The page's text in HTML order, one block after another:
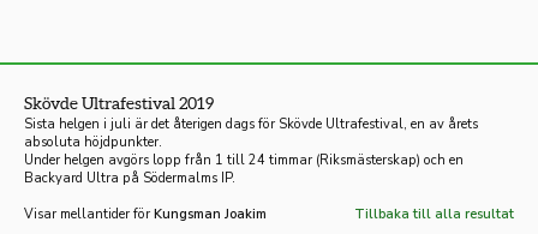
Skövde Ultrafestival 2019
Sista helgen i juli är det återigen dags för Skövde Ultrafestival, en av årets
absoluta höjdpunkter.
Under helgen avgörs lopp från 1 till 24 timmar (Riksmästerskap) och en
Backyard Ultra på Södermalms IP.
Visar mellantider för Kungsman Joakim Tillbaka till alla resultat